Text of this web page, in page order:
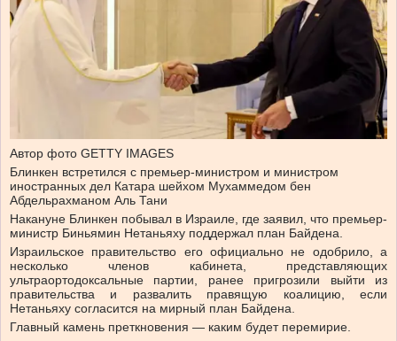
Автор фото GETTY IMAGES
Блинкен встретился с премьер-министром и министром
иностранных дел Катара шейхом Мухаммедом бен
Абдельрахманом Аль Тани
Накануне Блинкен побывал в Израиле, где заявил, что премьер-
министр Биньямин Нетаньяху поддержал план Байдена.
Израильское правительство его официально не одобрило, а
несколько членов кабинета, представляющих
ультраортодоксальные партии, ранее пригрозили выйти из
правительства и развалить правящую коалицию, если
Нетаньяху согласится на мирный план Байдена.
Главный камень преткновения — каким будет перемирие.